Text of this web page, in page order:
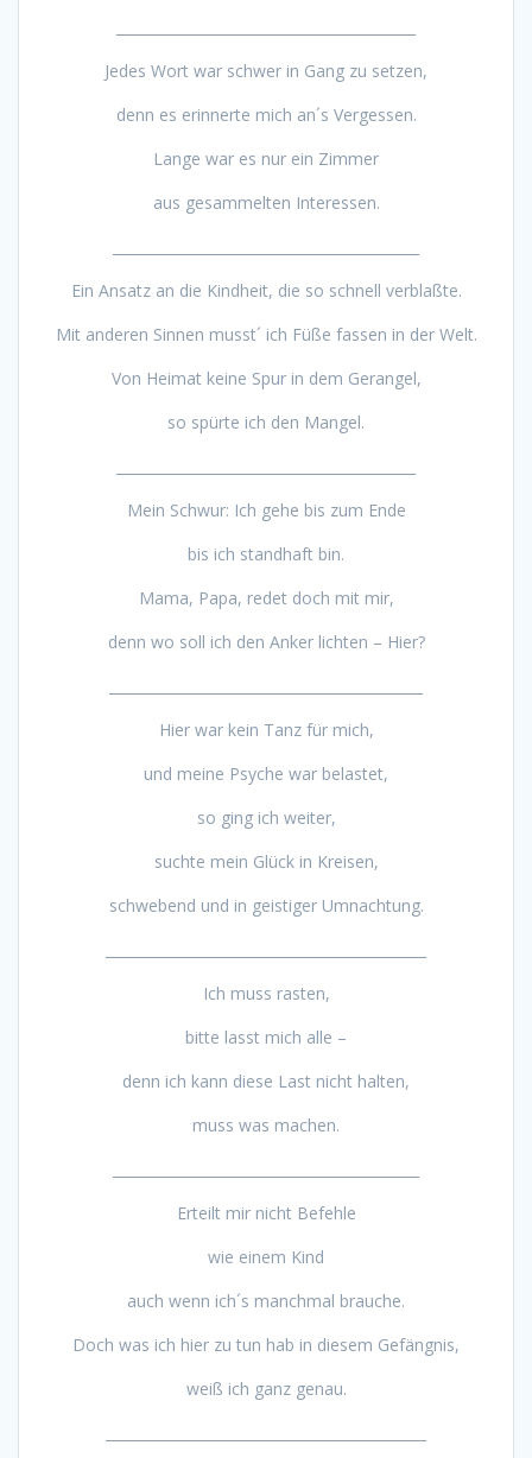
Jedes Wort war schwer in Gang zu setzen,
denn es erinnerte mich an´s Vergessen.
Lange war es nur ein Zimmer
aus gesammelten Interessen.
Ein Ansatz an die Kindheit, die so schnell verblaßte.
Mit anderen Sinnen musst´ ich Füße fassen in der Welt.
Von Heimat keine Spur in dem Gerangel,
so spürte ich den Mangel.
Mein Schwur: Ich gehe bis zum Ende
bis ich standhaft bin.
Mama, Papa, redet doch mit mir,
denn wo soll ich den Anker lichten – Hier?
Hier war kein Tanz für mich,
und meine Psyche war belastet,
so ging ich weiter,
suchte mein Glück in Kreisen,
schwebend und in geistiger Umnachtung.
Ich muss rasten,
bitte lasst mich alle –
denn ich kann diese Last nicht halten,
muss was machen.
Erteilt mir nicht Befehle
wie einem Kind
auch wenn ich´s manchmal brauche.
Doch was ich hier zu tun hab in diesem Gefängnis,
weiß ich ganz genau.